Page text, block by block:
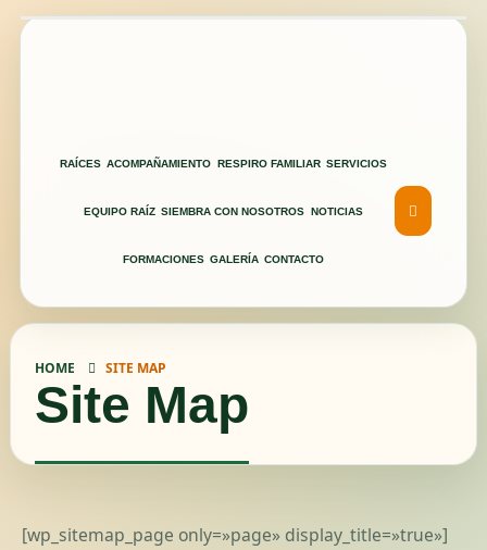
RAÍCES ACOMPAÑAMIENTO RESPIRO FAMILIAR SERVICIOS
EQUIPO RAÍZ SIEMBRA CON NOSOTROS NOTICIAS
FORMACIONES GALERÍA CONTACTO
HOME SITE MAP
Site Map
[wp_sitemap_page only=»page» display_title=»true»]